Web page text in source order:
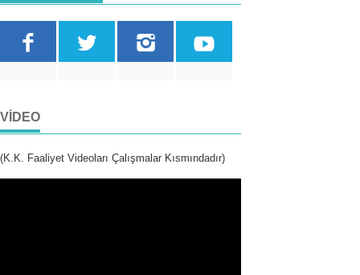
VIDEO
(K.K. Faaliyet Videoları Çalışmalar Kısmındadır)